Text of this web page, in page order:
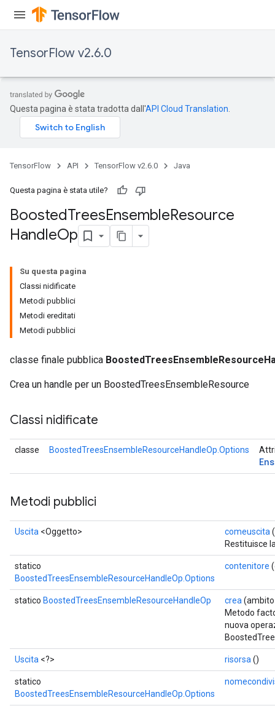
TensorFlow v2.6.0
Questa pagina è stata tradotta dall'API Cloud Translation
TensorFlow API TensorFlow v2.6.0 Java
Questa pagina è stata utile?
BoostedTreesEnsembleResource
HandleOp
Su questa pagina
Classi nidificate
Metodi pubblici
Metodi ereditati
Metodi pubblici
classe finale pubblica
Crea un handle per un BoostedTreesEnsembleResource
Classi nidificate
classe BoostedTreesEnsembleResourceHandleOp.Options
Metodi pubblici
Uscita <Oggetto> comeuscita
Restituisce
statico
BoostedTreesEnsembleResourceHandleOp.Options
contenitore
statico BoostedTreesEnsembleResourceHandleOp crea
Metodo
nuova
Uscita <?> risorsa ()
statico
BoostedTreesEnsembleResourceHandleOp.Options